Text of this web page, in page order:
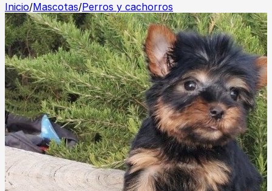
Inicio/Mascotas/Perros y cachorros